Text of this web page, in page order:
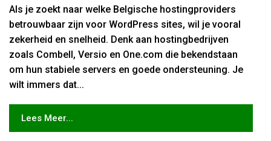
Als je zoekt naar welke Belgische hostingproviders
betrouwbaar zijn voor WordPress sites, wil je vooral
zekerheid en snelheid. Denk aan hostingbedrijven
zoals Combell, Versio en One.com die bekendstaan
om hun stabiele servers en goede ondersteuning. Je
wilt immers dat...
Lees Meer...